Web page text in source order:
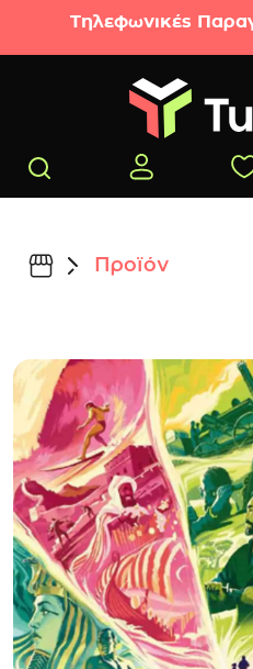
Μετάβαση στο περιεχόμενο
Τηλεφωνικές
Προϊόν